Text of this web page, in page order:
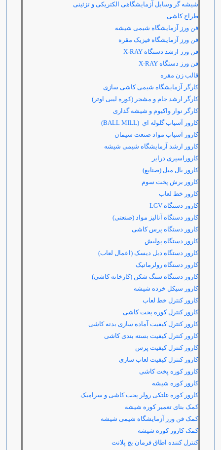
شیشه گر وسایل آزمایشگاهی الکتریکی و تزئینی
طراح کاشی
فن ورز آزمایشگاه شیمی شیشه
فن ورز آزمایشگاه فیزیک مقره
فن ورز ارشد دستگاه X-RAY
فن ورز دستگاه X-RAY
قالب زن مقره
کارگر آزمایشگاه شیمی کاشی سازی
کارگر ارشد جام و مشجر (کوره لیبی اوتر)
کارگر نوار واکیوم و شیشه گذاری
کارور آسياب گلوله اي (BALL MILL)
کارور آسیاب مواد صنعت سیمان
کارور ارشد آزمایشگاه شیمی شیشه
کاروراسپری درایر
کارور بال میل (صنایع)
کارور برش پخت سوم
کارور خط لعاب
کارور دستگاه LGV
کارور دستگاه آنالیز مواد (صنعتی)
کارور دستگاه پرس کاشی
کارور دستگاه پولیش
کارور دستگاه دبل دیسک (اعمال لعاب)
کارور دستگاه رولرماتیک
کارور دستگاه سنگ شکن (کارخانه کاشی)
کارور سیکل خرده شیشه
کارور کنترل خط لعاب
کارور کنترل کوره پخت کاشی
کارور کنترل کیفیت آماده سازی بدنه کاشی
کارور کنترل کیفیت بسته بندی کاشی
کارور کنترل کیفیت پرس
کارور کنترل کیفیت لعاب سازی
کارور کوره پخت کاشی
کارور کوره شیشه
کارور کوره غلتکی رولر پخت کاشی و سرامیک
کمک بنای تعمیر کوره شیشه
کمک فن ورز آزمایشگاه شیمی شیشه
کمک کارور کوره شیشه
کنترل کننده اطاق فرمان بچ پلانت